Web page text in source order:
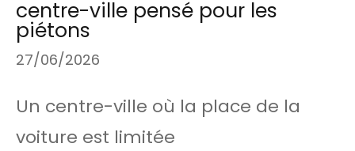
centre-ville pensé pour les
piétons
27/06/2026
Un centre-ville où la place de la
voiture est limitée